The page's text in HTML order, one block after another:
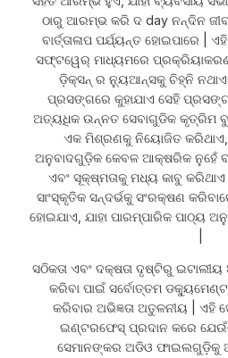
ଠାରୁ ଆରମ୍ଭ କରି ଦ day ନନ୍ଦିନ
ବାର୍ତ୍ତାଳାପ ପର୍ଯ୍ୟନ୍ତ ହୋଇପାରେ |
ସଫ୍ଟୱେର୍ ମାଧ୍ୟମରେ ପ୍ରକ୍ରିୟାକରଣ
ଡ଼ିକ୍ସନ୍ ର ନ୍ୟୁଆନ୍ସକୁ ଚିହ୍ନି
ପ୍ରସଙ୍ଗରେ କୁହାଯାଏ ସେହି
ଅତ୍ୟଧିକ ଉନ୍ନତ ସେବାଗୁଡିକ କୃତ୍ରିମ
ଏକ ମିଶ୍ରଣକୁ ନିୟୋଜିତ କରିଥାଏ,
ଅନୁବାଦଗୁଡ଼ିକ କେବଳ ଆକ୍ଷରିକ ନୁହେଁ
ଏବଂ ସୂକ୍ଷ୍ମତାକୁ ମଧ୍ୟ କାବୁ
ସାଂସ୍କୃତିକ ସନ୍ଦର୍ଭକୁ ସଂରକ୍ଷଣ
ହୋଇଯାଏ, ଯାହା ପାରମ୍ପାରିକ ପାଠ୍ୟ
ସଠିକତା ଏବଂ ଦକ୍ଷତା ଦୃଷ୍ଟିରୁ ଇଟାଲୀୟ
କରିବା ପାଇଁ ସର୍ବୋତ୍ତମ
କରିବାର ଅଭିଜ୍ଞତା ଅତୁଳନୀୟ | ଏହି
ଇଣ୍ଟରଫେସ୍ ପ୍ରଦାନ କରେ
ସେମାନଙ୍କର ଅଡିଓ ଫାଇଲଗୁଡ଼ିକୁ